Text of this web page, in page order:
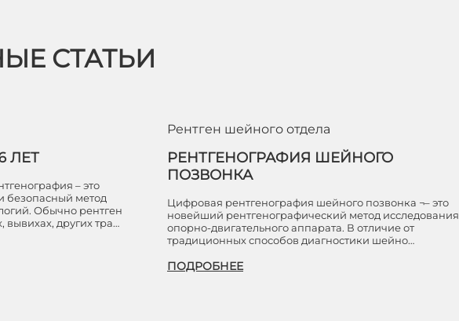
СТАТЬИ
ЛЕТ
– это
безопасный метод
Обычно рентген
вывихах, других тра…
Рентген шейного отдела
РЕНТГЕНОГРАФИЯ ШЕЙНОГО
ПОЗВОНКА
Цифровая рентгенография шейного позвонка ¬– это
новейший рентгенографический метод исследования
опорно-двигательного аппарата. В отличие от
традиционных способов диагностики шейно…
ПОДРОБНЕЕ